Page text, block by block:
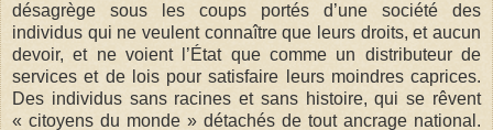
désagrège sous les coups portés d’une société des
individus qui ne veulent connaître que leurs droits, et aucun
devoir, et ne voient l’État que comme un distributeur de
services et de lois pour satisfaire leurs moindres caprices.
Des individus sans racines et sans histoire, qui se rêvent
« citoyens du monde » détachés de tout ancrage national.